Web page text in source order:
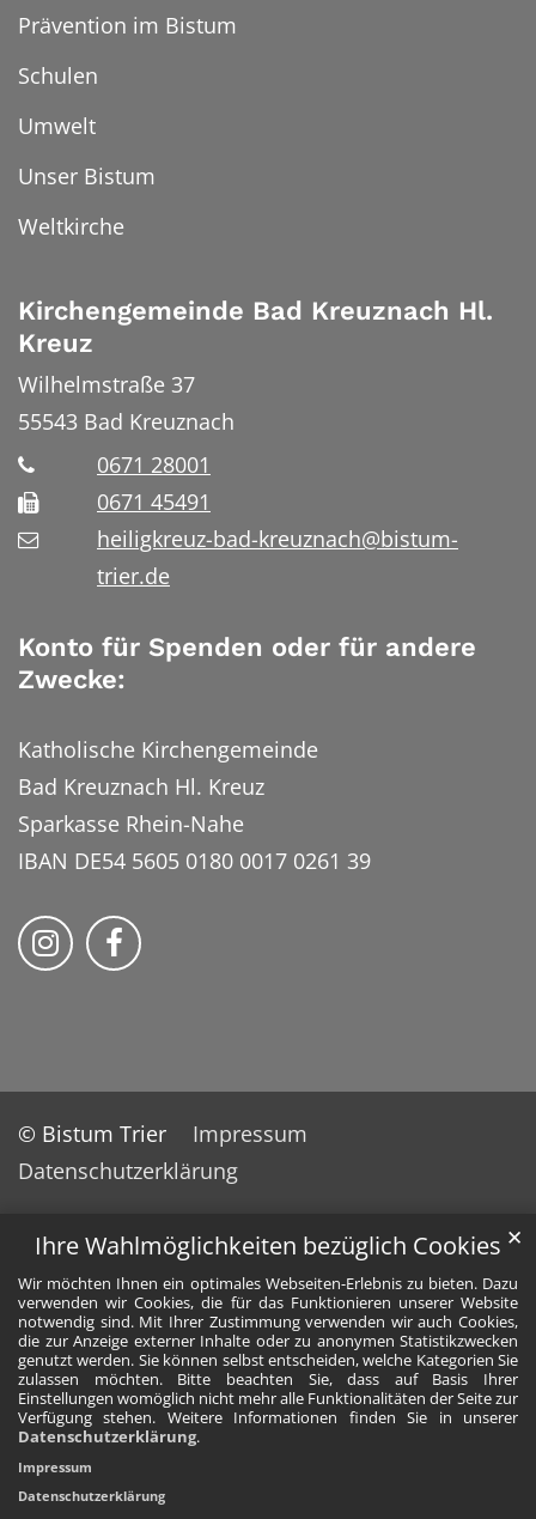
Ihre Wahlmöglichkeiten bezüglich Cookies
Wir möchten Ihnen ein optimales Webseiten-Erlebnis zu bieten. Dazu
verwenden wir Cookies, die für das Funktionieren unserer Website
notwendig sind. Mit Ihrer Zustimmung verwenden wir auch Cookies,
die zur Anzeige externer Inhalte oder zu anonymen Statistikzwecken
genutzt werden. Sie können selbst entscheiden, welche Kategorien Sie
zulassen möchten. Bitte beachten Sie, dass auf Basis Ihrer
Einstellungen womöglich nicht mehr alle Funktionalitäten der Seite zur
Verfügung stehen. Weitere Informationen finden Sie in unserer
Datenschutzerklärung.
✕
Impressum
Datenschutzerklärung
Prävention im Bistum
Schulen
Umwelt
Unser Bistum
Weltkirche
Kirchengemeinde Bad Kreuznach Hl.
Kreuz
Wilhelmstraße 37
55543 Bad Kreuznach
0671 28001
0671 45491
heiligkreuz-bad-kreuznach@bistum-
trier.de
Konto für Spenden oder für andere
Zwecke:
Katholische Kirchengemeinde
Bad Kreuznach Hl. Kreuz
Sparkasse Rhein-Nahe
IBAN DE54 5605 0180 0017 0261 39
Bistum Trier auf Instragram
Bistum Trier auf Facebook
© Bistum Trier
Impressum
Datenschutzerklärung